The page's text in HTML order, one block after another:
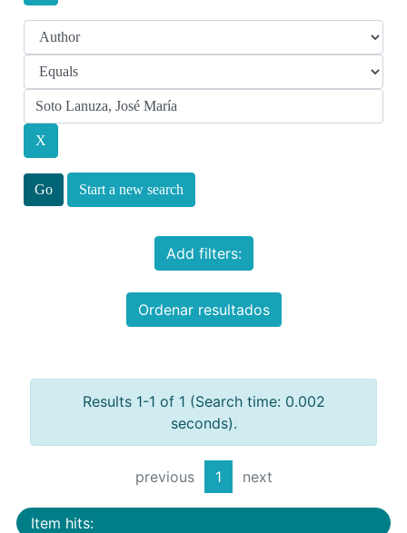
Start a new search
Add filters:
Ordenar resultados
Results 1-1 of 1 (Search time: 0.002
seconds).
previous 1 next
Item hits: